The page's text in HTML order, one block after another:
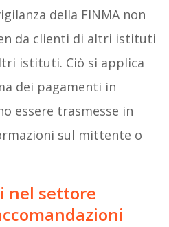
della FINMA non
da clienti di altri istituti
istituti. Ciò si applica
dei pagamenti in
essere trasmesse in
sul mittente o
nel settore